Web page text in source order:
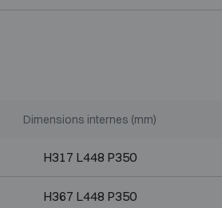
Dimensions internes (mm)
H317 L448 P350
H367 L448 P350